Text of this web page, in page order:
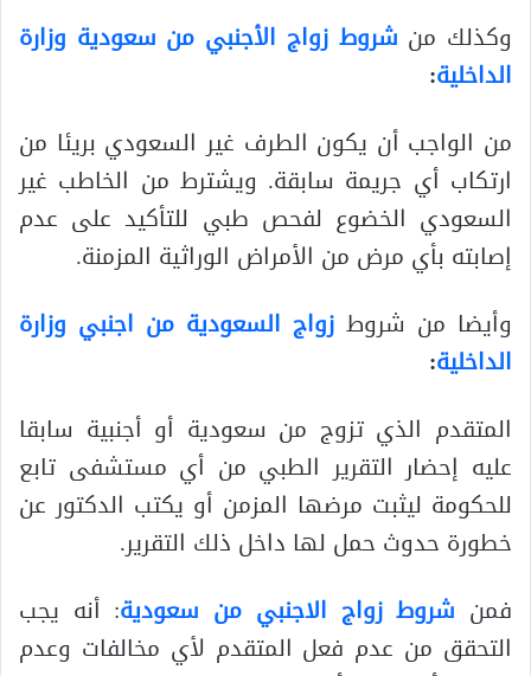
وكذلك من شروط زواج الأجنبي من سعودية وزارة
الداخلية:
من الواجب أن يكون الطرف غير السعودي بريئا من
ارتكاب أي جريمة سابقة. ويشترط من الخاطب غير
السعودي الخضوع لفحص طبي للتأكيد على عدم
إصابته بأي مرض من الأمراض الوراثية المزمنة.
وأيضا من شروط زواج السعودية من اجنبي وزارة
الداخلية:
المتقدم الذي تزوج من سعودية أو أجنبية سابقا
عليه إحضار التقرير الطبي من أي مستشفى تابع
للحكومة ليثبت مرضها المزمن أو يكتب الدكتور عن
خطورة حدوث حمل لها داخل ذلك التقرير.
فمن شروط زواج الاجنبي من سعودية: أنه يجب
التحقق من عدم فعل المتقدم لأي مخالفات وعدم